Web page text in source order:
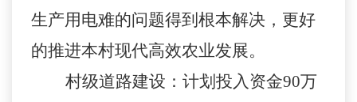
生产用电难的问题得到根本解决，更好
的推进本村现代高效农业发展。
村级道路建设：计划投入资金90万